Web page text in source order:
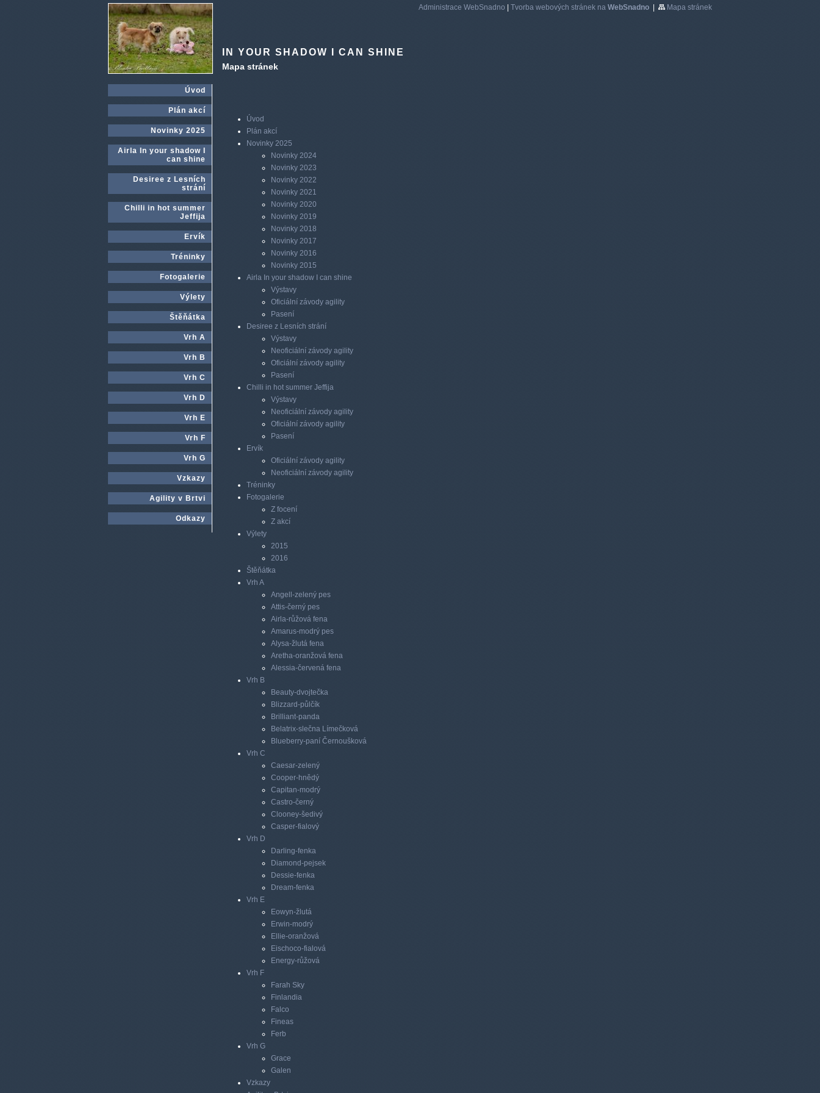
Administrace WebSnadno Tvorba webových stránek na WebSnadno Mapa stránek
IN YOUR SHADOW I CAN SHINE
Mapa stránek
Úvod
Plán akcí
Novinky 2025
Airla In your shadow I
can shine
Desiree z Lesních
strání
Chilli in hot summer
Jeffija
Ervík
Tréninky
Fotogalerie
Výlety
Štěňátka
Vrh A
Vrh B
Vrh C
Vrh D
Vrh E
Vrh F
Vrh G
Vzkazy
Agility v Brtvi
Odkazy
Úvod
Plán akcí
Novinky 2025
Novinky 2024
Novinky 2023
Novinky 2022
Novinky 2021
Novinky 2020
Novinky 2019
Novinky 2018
Novinky 2017
Novinky 2016
Novinky 2015
Airla In your shadow I can shine
Výstavy
Oficiální závody agility
Pasení
Desiree z Lesních strání
Výstavy
Neoficiální závody agility
Oficiální závody agility
Pasení
Chilli in hot summer Jeffija
Výstavy
Neoficiální závody agility
Oficiální závody agility
Pasení
Ervík
Oficiální závody agility
Neoficiální závody agility
Tréninky
Fotogalerie
Z focení
Z akcí
Výlety
2015
2016
Štěňátka
Vrh A
Angell-zelený pes
Attis-černý pes
Airla-růžová fena
Amarus-modrý pes
Alysa-žlutá fena
Aretha-oranžová fena
Alessia-červená fena
Vrh B
Beauty-dvojtečka
Blizzard-půlčík
Brilliant-panda
Belatrix-slečna Límečková
Blueberry-paní Černoušková
Vrh C
Caesar-zelený
Cooper-hnědý
Capitan-modrý
Castro-černý
Clooney-šedivý
Casper-fialový
Vrh D
Darling-fenka
Diamond-pejsek
Dessie-fenka
Dream-fenka
Vrh E
Eowyn-žlutá
Erwin-modrý
Ellie-oranžová
Eischoco-fialová
Energy-růžová
Vrh F
Farah Sky
Finlandia
Falco
Fineas
Ferb
Vrh G
Grace
Galen
Vzkazy